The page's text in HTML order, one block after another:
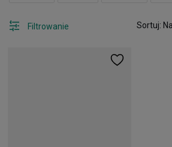
Sortuj:
Filtrowanie